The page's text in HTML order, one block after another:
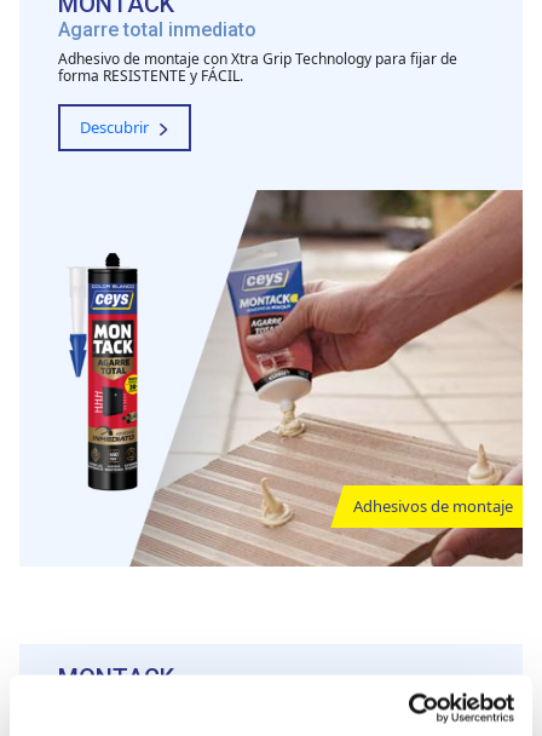
Agarre total inmediato
Adhesivo de montaje con Xtra Grip Technology para fijar de
forma RESISTENTE y FÁCIL.
Descubrir
Adhesivos de montaje
MONTACK